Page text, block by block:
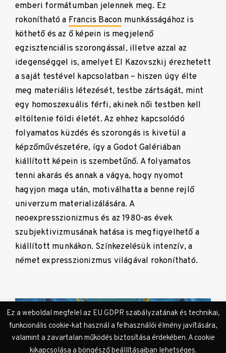
emberi formátumban jelennek meg. Ez
rokonítható a Francis Bacon munkásságához is
köthető és az ő képein is megjelenő
egzisztenciális szorongással, illetve azzal az
idegenséggel is, amelyet El Kazovszkij érezhetett
a saját testével kapcsolatban – hiszen úgy élte
meg materiális létezését, testbe zártságát, mint
egy homoszexuális férfi, akinek női testben kell
eltöltenie földi életét. Az ehhez kapcsolódó
folyamatos küzdés és szorongás is kivetül a
képzőművészetére, így a Godot Galériában
kiállított képein is szembetűnő. A folyamatos
tenni akarás és annak a vágya, hogy nyomot
hagyjon maga után, motiválhatta a benne rejlő
univerzum materializálására. A
neoexpresszionizmus és az 1980-as évek
szubjektivizmusának hatása is megfigyelhető a
kiállított munkákon. Színkezelésük intenzív, a
német expresszionizmus világával rokonítható.
Ez a weboldal megfelel az EU GDPR szabályzatának és technikai,
funkcionális cookie-kat használ a felhasználói élmény javítására,
valamint a zavartalan működés biztosítása érdekében. A cookie
kikapcsolása a böngésző beállításaiban lehetséges.